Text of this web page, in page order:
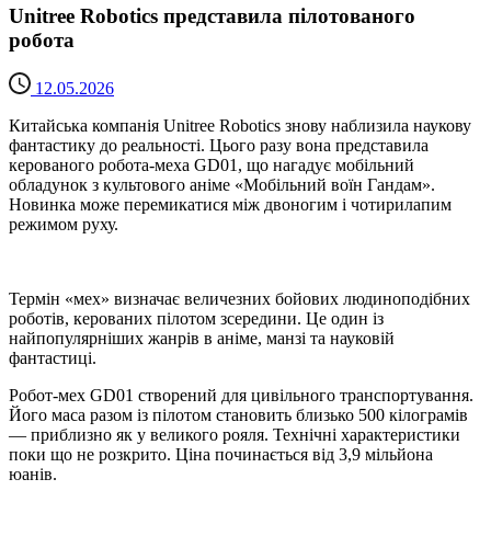
Unitree Robotics представила пілотованого
робота
12.05.2026
Китайська компанія Unitree Robotics знову наблизила наукову
фантастику до реальності. Цього разу вона представила
керованого робота-меха GD01, що нагадує мобільний
обладунок з культового аніме «Мобільний воїн Гандам».
Новинка може перемикатися між двоногим і чотирилапим
режимом руху.
Термін «мех» визначає величезних бойових людиноподібних
роботів, керованих пілотом зсередини. Це один із
найпопулярніших жанрів в аніме, манзі та науковій
фантастиці.
Робот-мех GD01 створений для цивільного транспортування.
Його маса разом із пілотом становить близько 500 кілограмів
— приблизно як у великого рояля. Технічні характеристики
поки що не розкрито. Ціна починається від 3,9 мільйона
юанів.